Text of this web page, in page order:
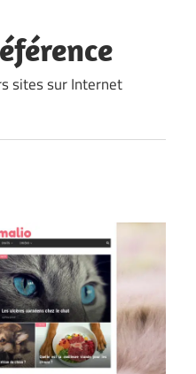
sites sur Internet